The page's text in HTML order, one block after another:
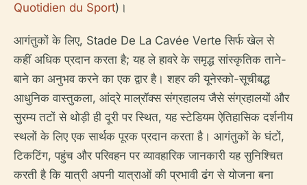
Quotidien du Sport)।
आगंतुकों के लिए, Stade De La Cavée Verte सिर्फ खेल से
कहीं अधिक प्रदान करता है; यह ले हावरे के समृद्ध सांस्कृतिक ताने-
बाने का अनुभव करने का एक द्वार है। शहर की यूनेस्को-सूचीबद्ध
आधुनिक वास्तुकला, आंद्रे माल्रॉक्स संग्रहालय जैसे संग्रहालयों और
सुरम्य तटों से थोड़ी ही दूरी पर स्थित, यह स्टेडियम ऐतिहासिक दर्शनीय
स्थलों के लिए एक सार्थक पूरक प्रदान करता है। आगंतुकों के घंटों,
टिकटिंग, पहुंच और परिवहन पर व्यावहारिक जानकारी यह सुनिश्चित
करती है कि यात्री अपनी यात्राओं की प्रभावी ढंग से योजना बना